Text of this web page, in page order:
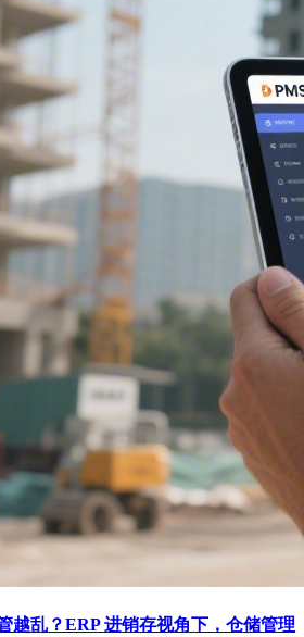
越乱？ERP 进销存视角下，仓储管理